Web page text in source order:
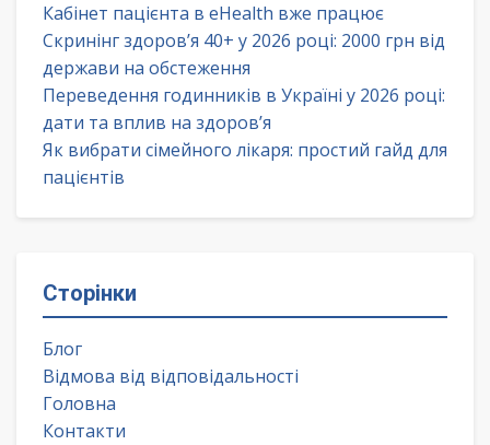
Кабінет пацієнта в eHealth вже працює
Скринінг здоров’я 40+ у 2026 році: 2000 грн від
держави на обстеження
Переведення годинників в Україні у 2026 році:
дати та вплив на здоров’я
Як вибрати сімейного лікаря: простий гайд для
пацієнтів
Сторінки
Блог
Відмова від відповідальності
Головна
Контакти